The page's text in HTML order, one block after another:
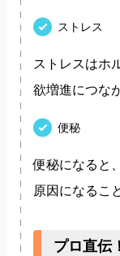
ストレス
ストレスはホ
欲増進につな
便秘
便秘になると
原因になるこ
プロ直伝